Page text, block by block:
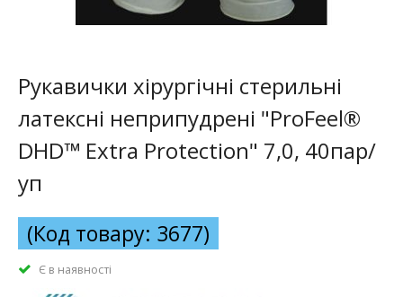
Рукавички хірургічні стерильні
латексні неприпудрені "ProFeel®
DHD™ Extra Protection" 7,0, 40пар/
уп
(Код товару: 3677)
Є в наявності